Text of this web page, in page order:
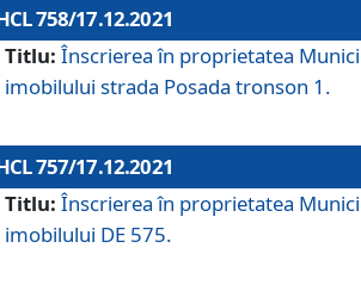
758/17.12.2021
Titlu: Înscrierea în proprietatea
imobilului strada Posada tronson 1.
757/17.12.2021
Titlu: Înscrierea în proprietatea
imobilului DE 575.